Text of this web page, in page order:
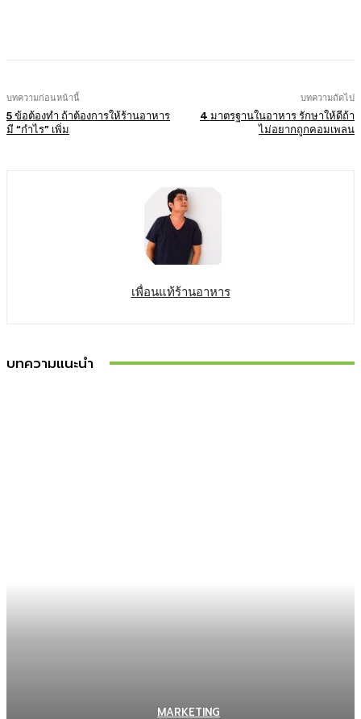
บทความก่อนหน้านี้
5 ข้อต้องทำ ถ้าต้องการให้ร้านอาหาร
มี “กำไร” เพิ่ม
บทความถัดไป
4 มาตรฐานในอาหาร รักษาให้ดีถ้า
ไม่อยากถูกคอมเพลน
เพื่อนแท้ร้านอาหาร
บทความแนะนำ
MARKETING